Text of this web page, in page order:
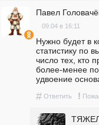
Павел
09.04 в 16:11
Нужно будет в
статистику по
число тех, кто
более-менее
удвоение
# Ответить !